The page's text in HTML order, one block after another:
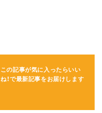
この記事が気に入ったらいい
ね！で最新記事をお届けします